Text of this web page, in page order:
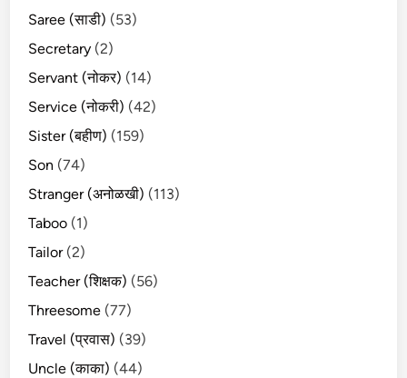
Saree (साडी) (53)
Secretary (2)
Servant (नोकर) (14)
Service (नोकरी) (42)
Sister (बहीण) (159)
Son (74)
Stranger (अनोळखी) (113)
Taboo (1)
Tailor(2)
Teacher (शिक्षक) (56)
Threesome (77)
Travel (प्रवास) (39)
Uncle (काका) (44)